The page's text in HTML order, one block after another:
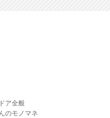
ア全般
のモノマネ